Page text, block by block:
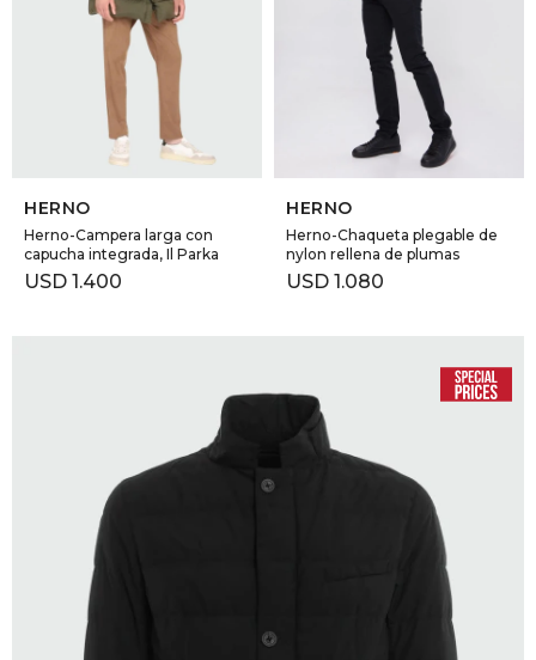
SELECCIONAR TALLE
HERNO
Herno-Campera larga con
capucha integrada, Il Parka
USD 1.400
SELECCIONAR TALLE
HERNO
Herno-Chaqueta plegable de
nylon rellena de plumas
USD 1.080